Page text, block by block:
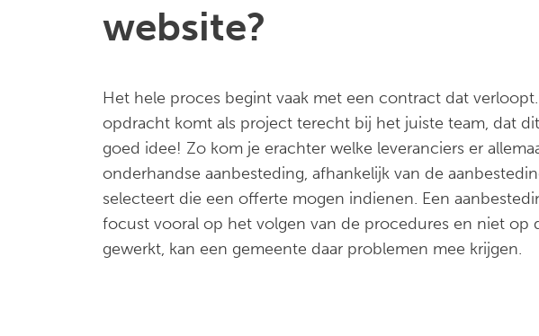
website?
Het hele proces begint vaak met een contract dat
opdracht komt als project terecht bij het juiste team, dat
goed idee! Zo kom je erachter welke leveranciers er
onderhandse aanbesteding, afhankelijk van de
selecteert die een offerte mogen indienen. Een
focust vooral op het volgen van de procedures en niet
gewerkt, kan een gemeente daar problemen mee krijgen.